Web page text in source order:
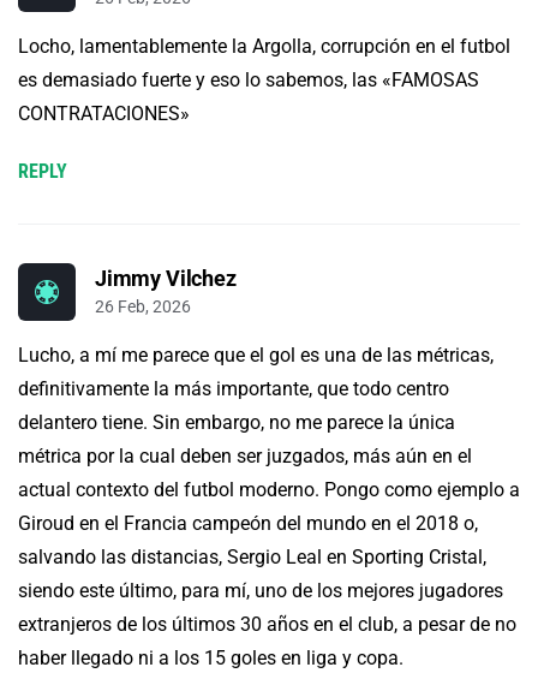
Locho, lamentablemente la Argolla, corrupción en el futbol
es demasiado fuerte y eso lo sabemos, las «FAMOSAS
CONTRATACIONES»
REPLY
Jimmy Vilchez
26 Feb, 2026
Lucho, a mí me parece que el gol es una de las métricas,
definitivamente la más importante, que todo centro
delantero tiene. Sin embargo, no me parece la única
métrica por la cual deben ser juzgados, más aún en el
actual contexto del futbol moderno. Pongo como ejemplo a
Giroud en el Francia campeón del mundo en el 2018 o,
salvando las distancias, Sergio Leal en Sporting Cristal,
siendo este último, para mí, uno de los mejores jugadores
extranjeros de los últimos 30 años en el club, a pesar de no
haber llegado ni a los 15 goles en liga y copa.